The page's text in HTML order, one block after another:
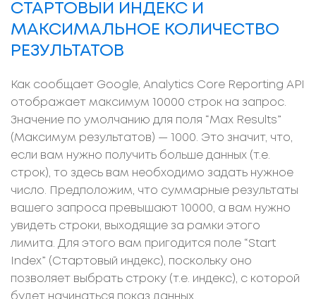
СТАРТОВЫЙ ИНДЕКС И
МАКСИМАЛЬНОЕ КОЛИЧЕСТВО
РЕЗУЛЬТАТОВ
Как сообщает Google, Analytics Core Reporting API
отображает максимум 10000 строк на запрос.
Значение по умолчанию для поля “Max Results”
(Максимум результатов) — 1000. Это значит, что,
если вам нужно получить больше данных (т.е.
строк), то здесь вам необходимо задать нужное
число. Предположим, что суммарные результаты
вашего запроса превышают 10000, а вам нужно
увидеть строки, выходящие за рамки этого
лимита. Для этого вам пригодится поле “Start
Index” (Стартовый индекс), поскольку оно
позволяет выбрать строку (т.е. индекс), с которой
будет начинаться показ данных.